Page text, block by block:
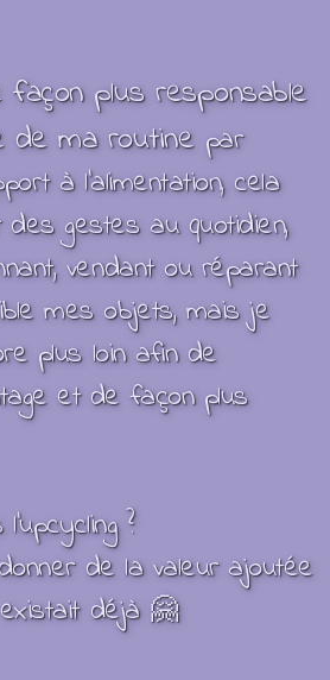
façon plus responsable
ma routine par
àl'alimentation, cela
gestes au quotidien,
vendant ou réparant
mes objets, mais je
plus loin afin de
et de façon plus
l’upcycling ?
de la valeur ajoutée
déjà 🤗